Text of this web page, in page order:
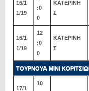
16/1
1/19
:0
0
ΚΑΤΕΡΙΝΗ
Σ
16/1
1/19
12
:0
0
ΚΑΤΕΡΙΝΗ
Σ
ΤΟΥΡΝΟΥΑ ΜΙΝΙ
17/1
10